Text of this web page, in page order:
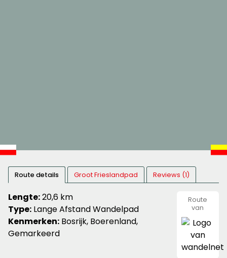
Route details Groot Frieslandpad Reviews (1)
Lengte:20,6 km
Type: Lange Afstand Wandelpad
Kenmerken: Bosrijk, Boerenland,
Gemarkeerd
Route
van